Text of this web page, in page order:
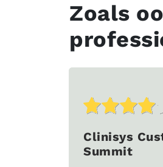
Zoals
Clinisys
Summit